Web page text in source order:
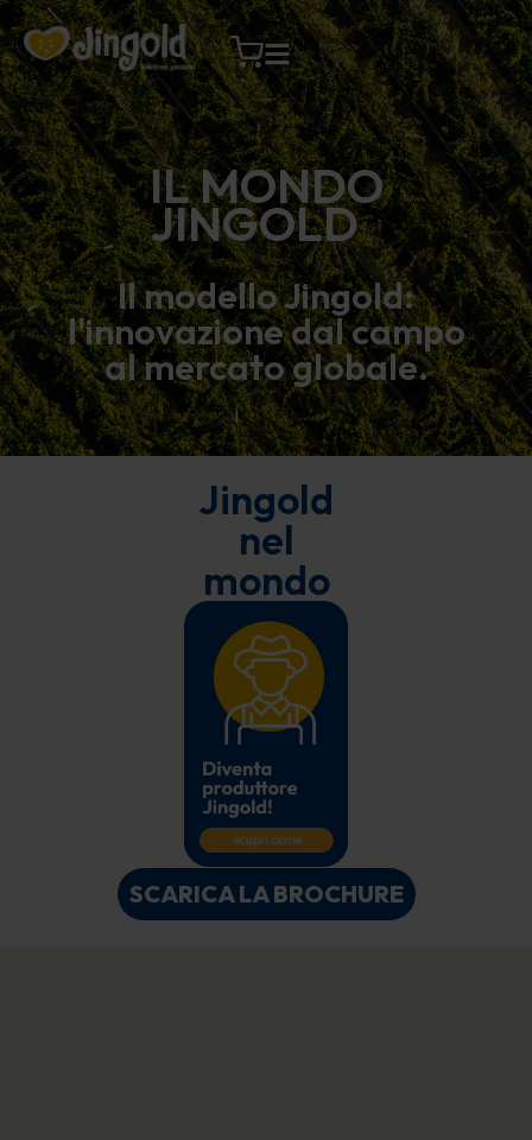
al
contenuto
IL MONDO
JINGOLD
Il modello Jingold:
l'innovazione dal campo
al mercato globale.
Jingold
nel
mondo
SCARICA LA BROCHURE